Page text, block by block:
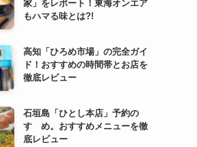
家」をレポート！東海オンエア
もハマる味とは?!
高知「ひろめ市場」の完全ガイ
ド！おすすめの時間帯とお店を
徹底レビュー
石垣島「ひとし本店」予約の
すゝめ。おすすめメニューを徹
底レビュー